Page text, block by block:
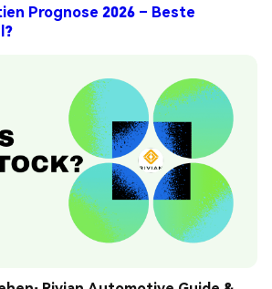
Prognose 2026 – Beste